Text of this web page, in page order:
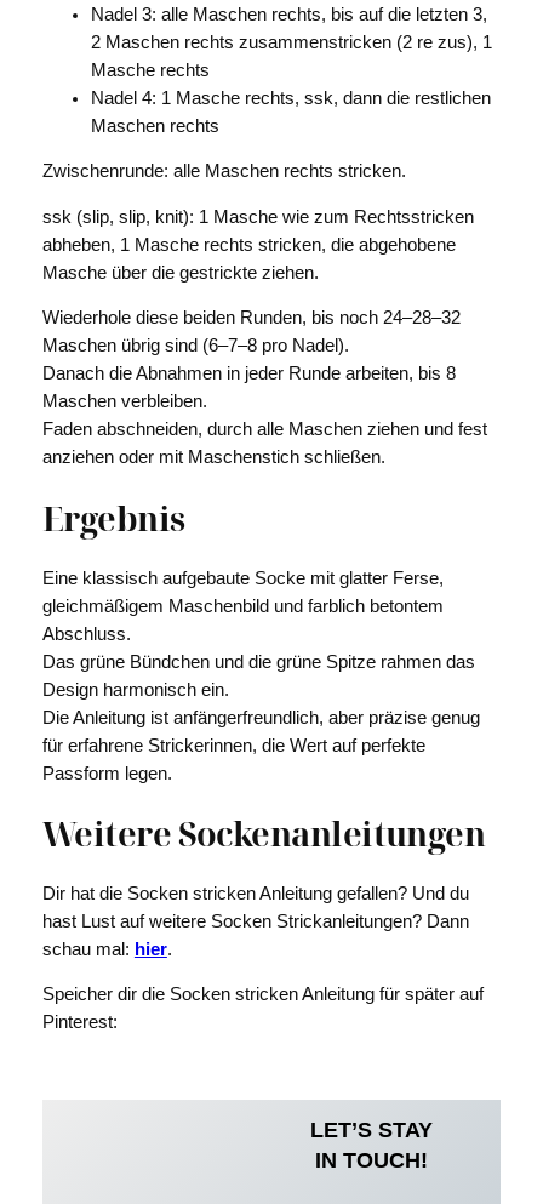
Nadel 3: alle Maschen rechts, bis auf die letzten 3,
2 Maschen rechts zusammenstricken (2 re zus), 1
Masche rechts
Nadel 4: 1 Masche rechts, ssk, dann die restlichen
Maschen rechts
Zwischenrunde: alle Maschen rechts stricken.
ssk (slip, slip, knit): 1 Masche wie zum Rechtsstricken
abheben, 1 Masche rechts stricken, die abgehobene
Masche über die gestrickte ziehen.
Wiederhole diese beiden Runden, bis noch 24–28–32
Maschen übrig sind (6–7–8 pro Nadel).
Danach die Abnahmen in jeder Runde arbeiten, bis 8
Maschen verbleiben.
Faden abschneiden, durch alle Maschen ziehen und fest
anziehen oder mit Maschenstich schließen.
Ergebnis
Eine klassisch aufgebaute Socke mit glatter Ferse,
gleichmäßigem Maschenbild und farblich betontem
Abschluss.
Das grüne Bündchen und die grüne Spitze rahmen das
Design harmonisch ein.
Die Anleitung ist anfängerfreundlich, aber präzise genug
für erfahrene Strickerinnen, die Wert auf perfekte
Passform legen.
Weitere Sockenanleitungen
Dir hat die Socken stricken Anleitung gefallen? Und du
hast Lust auf weitere Socken Strickanleitungen? Dann
schau mal: hier.
Speicher dir die Socken stricken Anleitung für später auf
Pinterest:
LET’S STAY
IN TOUCH!